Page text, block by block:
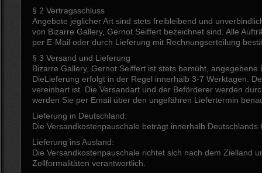
§ 2 Vertragsschluss
Angebote jeglicher Art sind stets freibleibend und
von Bizarre Gallery, Gernot Seiffert bezeichnet sind. Alle
per E-Mail oder durch Lieferung mit Rechnungserteilung
§ 3 Versand und Lieferung
Bizarre Gallery, Gernot Seiffert ist stets bemüht,
DieLieferung erfolgt in der Regel innerhalb 3-7 Werktagen.
vereinbart ist. Die Versandart und der Beförderer werden
werden Sie per Email über den ungefähren Liefertermin
Lieferung in Deutschland:
Die Versandkostenpauschale beträgt innerhalb Deutschlands
Lieferung ins Ausland:
Die Versandkostenpauschale richtet sich nach dem Zielland
Zollformalitäten verantwortlich.